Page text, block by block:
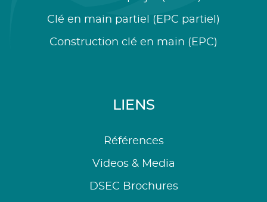
Clé en main partiel (EPC partiel)
Construction clé en main (EPC)
LIENS
Références
Videos & Media
DSEC Brochures